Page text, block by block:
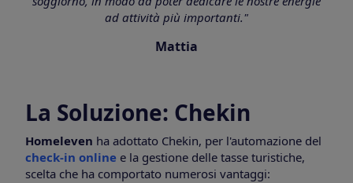
ad attività più importanti."
Mattia
La Soluzione: Chekin
Homeleven ha adottato Chekin, per l'automazione del
check-in online e la gestione delle tasse turistiche,
scelta che ha comportato numerosi vantaggi: